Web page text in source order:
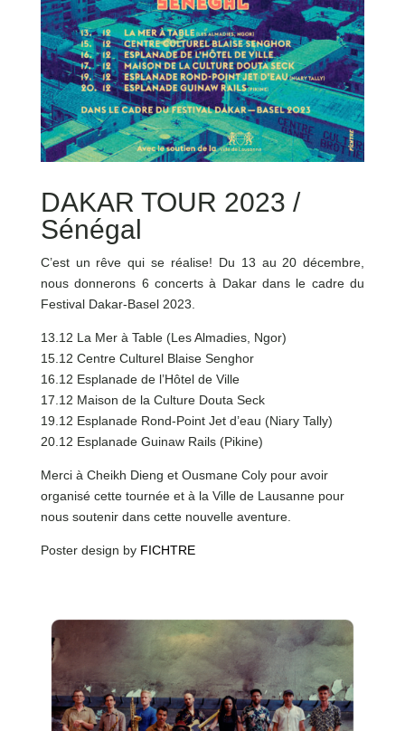
DAKAR TOUR 2023 /
Sénégal
C’est un rêve qui se réalise! Du 13 au 20 décembre,
nous donnerons 6 concerts à Dakar dans le cadre du
Festival Dakar-Basel 2023.
13.12 La Mer à Table (Les Almadies, Ngor)
15.12 Centre Culturel Blaise Senghor
16.12 Esplanade de l’Hôtel de Ville
17.12 Maison de la Culture Douta Seck
19.12 Esplanade Rond-Point Jet d’eau (Niary Tally)
20.12 Esplanade Guinaw Rails (Pikine)
Merci à Cheikh Dieng et Ousmane Coly pour avoir
organisé cette tournée et à la Ville de Lausanne pour
nous soutenir dans cette nouvelle aventure.
Poster design by FICHTRE